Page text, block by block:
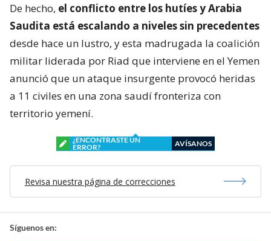
De hecho, el conflicto entre los hutíes y Arabia
Saudita está escalando a niveles sin precedentes
desde hace un lustro, y esta madrugada la coalición
militar liderada por Riad que interviene en el Yemen
anunció que un ataque insurgente provocó heridas
a 11 civiles en una zona saudí fronteriza con
territorio yemení.
¿ENCONTRASTE UN
ERROR?
AVÍSANOS
Revisa nuestra página de correcciones
Síguenos en: